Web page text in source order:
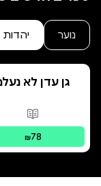
נוער יהדות
גן עדן לא
₪78